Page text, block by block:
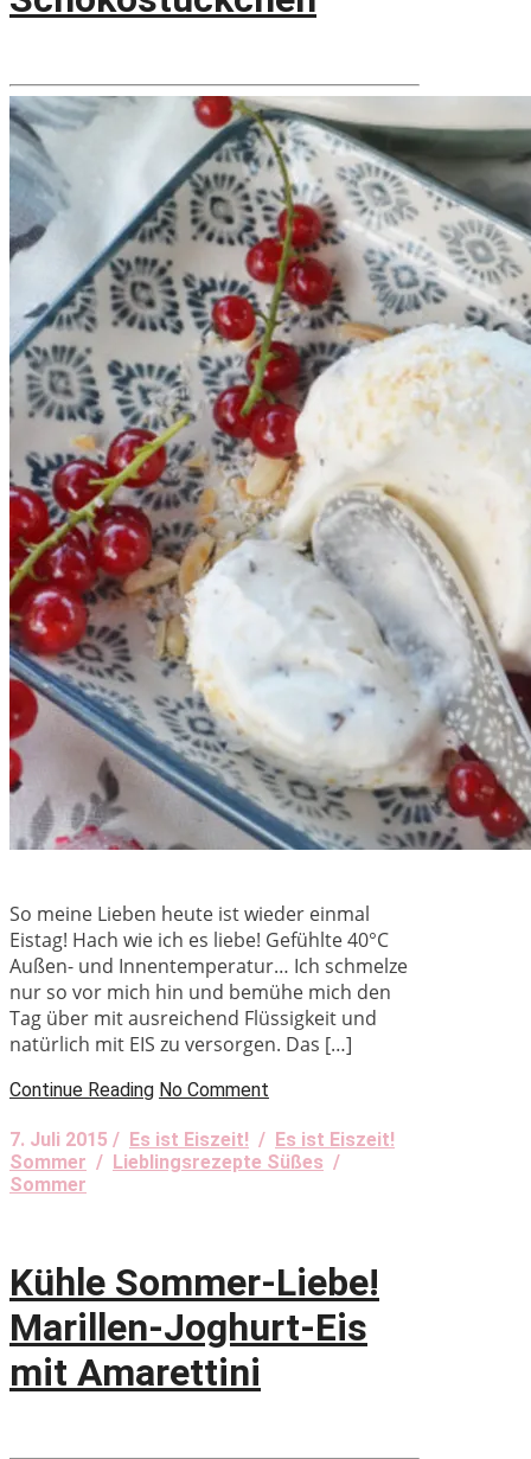
So meine Lieben heute ist wieder einmal
Eistag! Hach wie ich es liebe! Gefühlte 40°C
Außen- und Innentemperatur… Ich schmelze
nur so vor mich hin und bemühe mich den
Tag über mit ausreichend Flüssigkeit und
natürlich mit EIS zu versorgen. Das […]
Continue Reading No Comment
7. Juli 2015 / Es ist Eiszeit! / Es ist Eiszeit!
Sommer / Lieblingsrezepte Süßes /
Sommer
Kühle Sommer-Liebe!
Marillen-Joghurt-Eis
mit Amarettini